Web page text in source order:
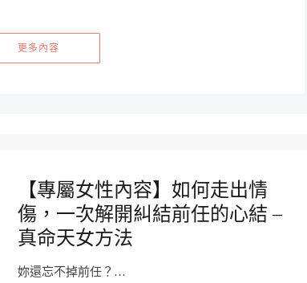
更多內容
【專屬女性內容】如何走出情
傷，一次解開糾結前任的心結 –
真命天女方法
妳還忘不掉前任？…